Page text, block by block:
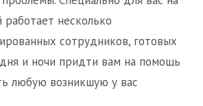
несколько
сотрудников, готовых
и ночи придти вам на помощь
любую возникшую у вас